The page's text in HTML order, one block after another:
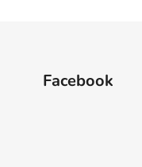
Facebook